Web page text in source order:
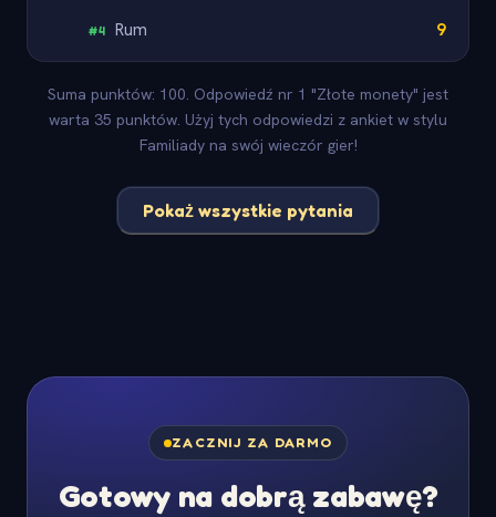
#4 Rum 9
Suma punktów: 100. Odpowiedź nr 1 "Złote monety" jest
warta 35 punktów. Użyj tych odpowiedzi z ankiet w stylu
Familiady na swój wieczór gier!
Pokaż wszystkie pytania
ZACZNIJ ZA DARMO
Gotowy na dobrą zabawę?